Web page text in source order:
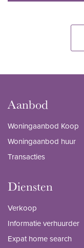
Aanbod
Woningaanbod Koop
Woningaanbod huur
Transacties
Diensten
Verkoop
Informatie verhuurder
Expat home search